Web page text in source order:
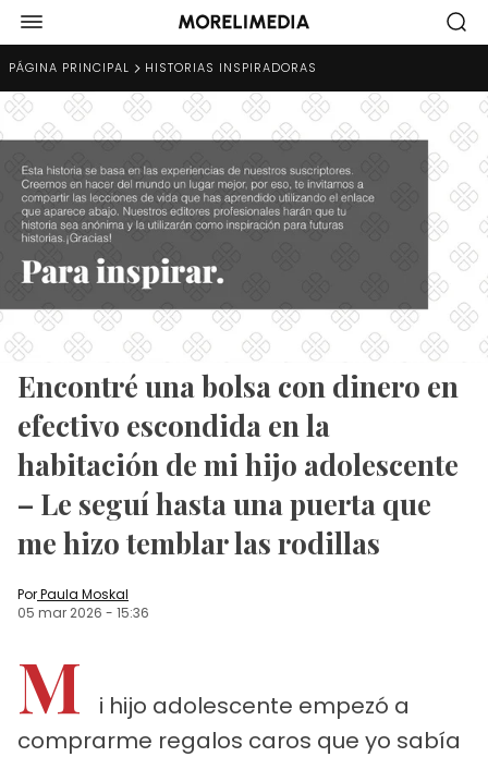
PÁGINA PRINCIPAL HISTORIAS INSPIRADORAS
Encontré una bolsa con dinero en
efectivo escondida en la
habitación de mi hijo adolescente
– Le seguí hasta una puerta que
me hizo temblar las rodillas
PorPaula Moskal
05 mar 2026 - 15:36
M
i hijo adolescente empezó a
comprarme regalos caros que yo sabía